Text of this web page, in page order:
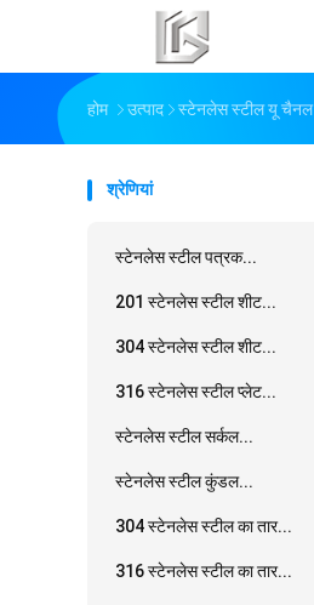
होम उत्पाद स्टेनलेस स्टील यू चैनल
श्रेणियां
स्टेनलेस स्टील पत्रक...
201 स्टेनलेस स्टील शीट...
304 स्टेनलेस स्टील शीट...
316 स्टेनलेस स्टील प्लेट...
स्टेनलेस स्टील सर्कल...
स्टेनलेस स्टील कुंडल...
304 स्टेनलेस स्टील का तार...
316 स्टेनलेस स्टील का तार...